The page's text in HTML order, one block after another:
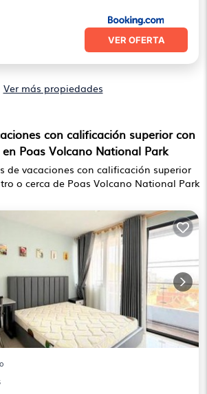
VER OFERTA
Ver más propiedades
con calificación superior con
Poas Volcano National Park
de vacaciones con calificación superior
o cerca de Poas Volcano National Park